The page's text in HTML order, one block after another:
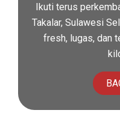
Ikuti terus
Takalar, Sulawesi
fresh, lugas, dan